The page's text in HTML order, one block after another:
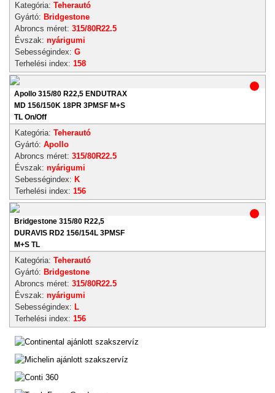
Kategória: Teherautó
Gyártó: Bridgestone
Abroncs méret: 315/80R22.5
Évszak: nyárigumi
Sebességindex: G
Terhelési index: 158
Apollo 315/80 R22,5 ENDUTRAX
MD 156/150K 18PR 3PMSF M+S
TL On/Off
Kategória: Teherautó
Gyártó: Apollo
Abroncs méret: 315/80R22.5
Évszak: nyárigumi
Sebességindex: K
Terhelési index: 156
Bridgestone 315/80 R22,5
DURAVIS RD2 156/154L 3PMSF
M+S TL
Kategória: Teherautó
Gyártó: Bridgestone
Abroncs méret: 315/80R22.5
Évszak: nyárigumi
Sebességindex: L
Terhelési index: 156